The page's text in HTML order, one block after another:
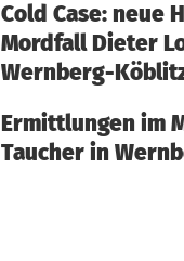
Cold Case: neue
Mordfall Dieter
Wernberg-
Ermittlungen im
Taucher in